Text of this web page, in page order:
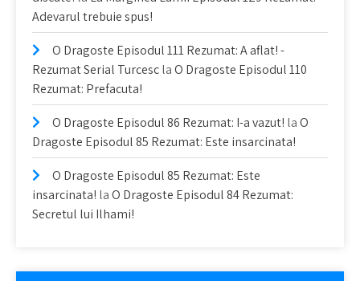
Adevarul trebuie spus!
O Dragoste Episodul 111 Rezumat: A aflat! -
Rezumat Serial TurcesclaO Dragoste Episodul 110
Rezumat: Prefacuta!
O Dragoste Episodul 86 Rezumat: I-a vazut! laO
Dragoste Episodul 85 Rezumat: Este insarcinata!
O Dragoste Episodul 85 Rezumat: Este
insarcinata! laO Dragoste Episodul 84 Rezumat:
Secretul lui Ilhami!